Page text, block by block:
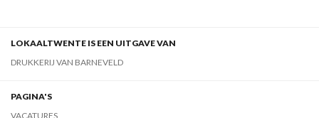
LOKAALTWENTE IS EEN UITGAVE VAN
DRUKKERIJ VAN BARNEVELD
PAGINA'S
VACATURES